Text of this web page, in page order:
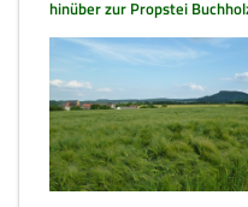
hinüber zur Propstei